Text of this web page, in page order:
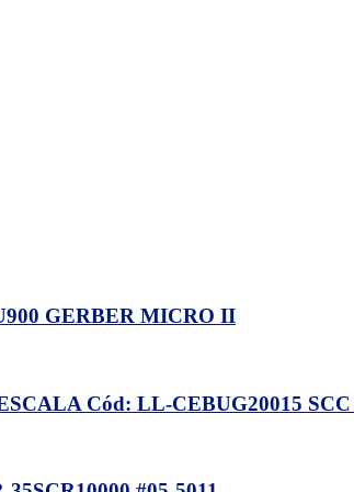
GERBER MICRO II
Cód: LL-CEBUG20015 SCC